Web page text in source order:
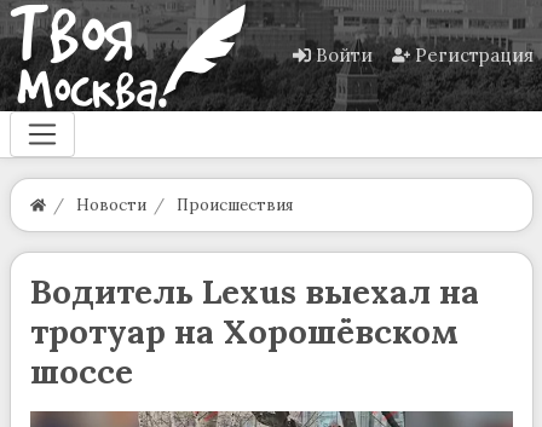
Войти Регистрация
Новости Происшествия
Водитель Lexus выехал на
тротуар на Хорошёвском
шоссе